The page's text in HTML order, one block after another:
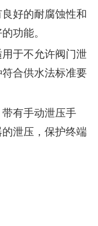
好的耐腐蚀性和
功能。
于不允许阀门泄
合供水法标准要
有手动泄压手
泄压，保护终端